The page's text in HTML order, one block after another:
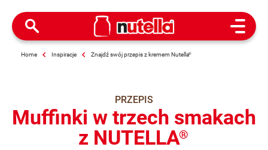
Open
Home Inspiracje Znajdź swój przepis z kremem Nutella®
PRZEPIS
Muffinki w trzech smakach
z NUTELLA®